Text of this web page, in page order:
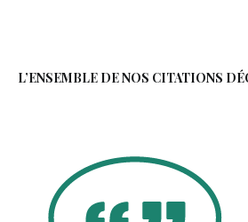
L’ENSEMBLE DE NOS CITATIONS